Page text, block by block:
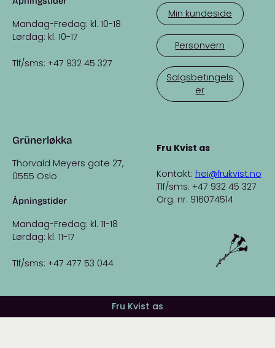
Mandag-Fredag: kl. 10-18
Lørdag: kl. 10-17
Tlf/sms: +47 932 45 327
Grünerløkka
Thorvald Meyers gate 27,
0555 Oslo
Åpningstider
Mandag-Fredag: kl. 11-18
Lørdag: kl. 11-17
Tlf/sms: +47 477 53 044
Min kundeside
Personvern
Salgsbetingels
er
Fru Kvist as
Kontakt: hei@frukvist.no
Tlf/sms: +47 932 45 327
Org. nr. 916074514
Fru Kvist as